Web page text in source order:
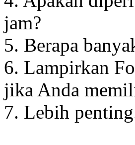
jam?
5. Berapa
6. Lampirkan
jika Anda
7. Lebih